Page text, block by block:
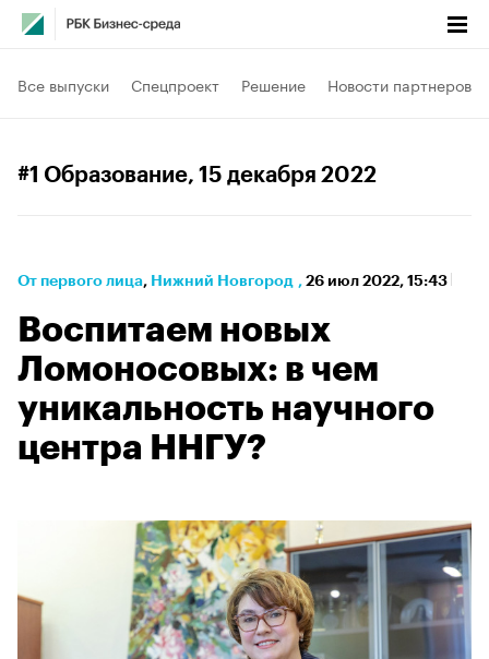
Все выпуски Спецпроект Решение Новости партнеров
#1 Образование, 15 декабря 2022
От первого лица⁠, Нижний Новгород , 26 июл 2022, 15:43
Воспитаем новых
Ломоносовых: в чем
уникальность научного
центра ННГУ?